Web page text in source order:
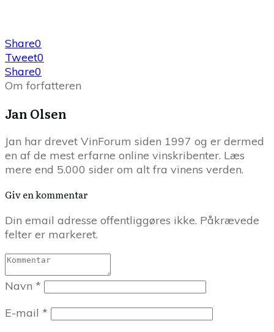
Share0
Tweet0
Share0
Om forfatteren
Jan Olsen
Jan har drevet VinForum siden 1997 og er dermed
en af de mest erfarne online vinskribenter. Læs
mere end 5.000 sider om alt fra vinens verden.
Giv en kommentar
Din email adresse offentliggøres ikke. Påkrævede
felter er markeret.
Navn *
E-mail *